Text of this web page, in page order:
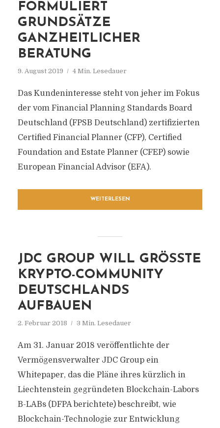
FORMULIERT
GRUNDSÄTZE
GANZHEITLICHER
BERATUNG
9. August 2019 4 Min. Lesedauer
Das Kundeninteresse steht von jeher im Fokus
der vom Financial Planning Standards Board
Deutschland (FPSB Deutschland) zertifizierten
Certified Financial Planner (CFP), Certified
Foundation and Estate Planner (CFEP) sowie
European Financial Advisor (EFA).
WEITERLESEN
JDC GROUP WILL GRÖSSTE K
RYPTO-COMMUNITY D
EUTSCHLANDS A
UFBAUEN
2. Februar 2018 3 Min. Lesedauer
Am 31. Januar 2018 veröffentlichte der
Vermögensverwalter JDC Group ein
Whitepaper, das die Pläne ihres kürzlich in
Liechtenstein gegründeten Blockchain-Labors
B-LABs (DFPA berichtete) beschreibt, wie
Blockchain-Technologie zur Entwicklung